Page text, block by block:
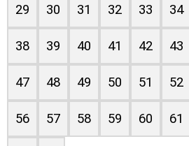
29 30 31 32 33 34
38 39 40 41 42 43
47 48 49 50 51 52
56 57 58 59 60 61